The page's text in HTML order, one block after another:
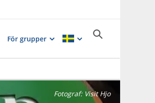
För grupper
Fotograf: Visit Hjo